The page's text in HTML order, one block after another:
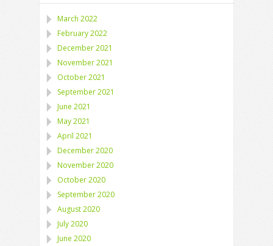
March 2022
February 2022
December 2021
November 2021
October 2021
September 2021
June 2021
May 2021
April 2021
December 2020
November 2020
October 2020
September 2020
August 2020
July 2020
June 2020